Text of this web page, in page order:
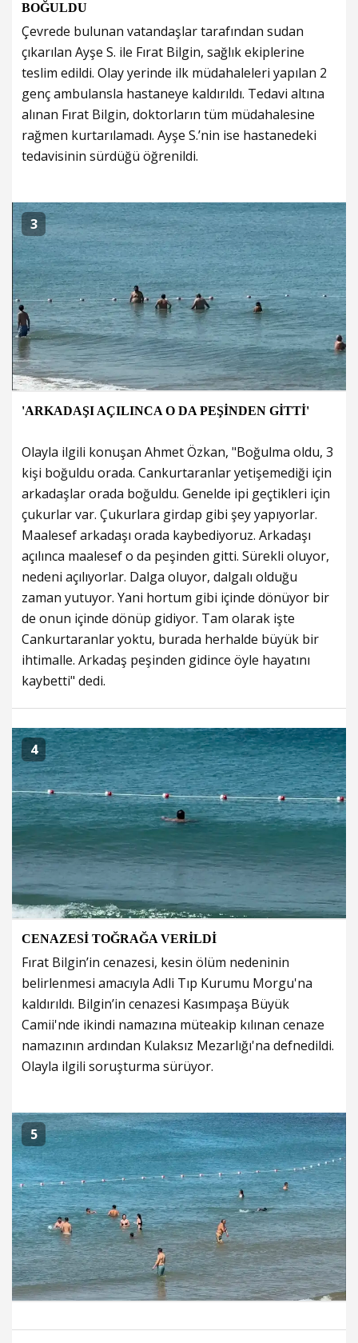
BOĞULDU
Çevrede bulunan vatandaşlar tarafından sudan
çıkarılan Ayşe S. ile Fırat Bilgin, sağlık ekiplerine
teslim edildi. Olay yerinde ilk müdahaleleri yapılan 2
genç ambulansla hastaneye kaldırıldı. Tedavi altına
alınan Fırat Bilgin, doktorların tüm müdahalesine
rağmen kurtarılamadı. Ayşe S.’nin ise hastanedeki
tedavisinin sürdüğü öğrenildi.
3
'ARKADAŞI AÇILINCA O DA PEŞİNDEN GİTTİ'
Olayla ilgili konuşan Ahmet Özkan, "Boğulma oldu, 3
kişi boğuldu orada. Cankurtaranlar yetişemediği için
arkadaşlar orada boğuldu. Genelde ipi geçtikleri için
çukurlar var. Çukurlara girdap gibi şey yapıyorlar.
Maalesef arkadaşı orada kaybediyoruz. Arkadaşı
açılınca maalesef o da peşinden gitti. Sürekli oluyor,
nedeni açılıyorlar. Dalga oluyor, dalgalı olduğu
zaman yutuyor. Yani hortum gibi içinde dönüyor bir
de onun içinde dönüp gidiyor. Tam olarak işte
Cankurtaranlar yoktu, burada herhalde büyük bir
ihtimalle. Arkadaş peşinden gidince öyle hayatını
kaybetti" dedi.
4
CENAZESİ TOĞRAĞA VERİLDİ
Fırat Bilgin’in cenazesi, kesin ölüm nedeninin
belirlenmesi amacıyla Adli Tıp Kurumu Morgu'na
kaldırıldı. Bilgin’in cenazesi Kasımpaşa Büyük
Camii'nde ikindi namazına müteakip kılınan cenaze
namazının ardından Kulaksız Mezarlığı'na defnedildi.
Olayla ilgili soruşturma sürüyor.
5